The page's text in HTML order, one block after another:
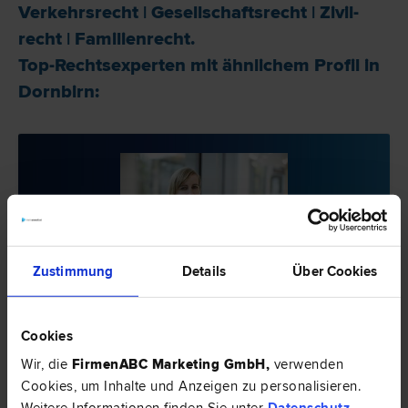
Zustimmung Details Über Cookies
Cookies
Wir, die FirmenABC Marketing GmbH, verwenden
Cookies, um Inhalte und Anzeigen zu personalisieren.
Verkehrs­recht | Gesellschafts­recht | Zivil­
recht | Familien­recht.
Top-Rechtsexperten mit ähnlichem Profil in
Dornbirn:
Dr. Carolin SCHMID-GASSER, LL.M.
Zollgasse 4